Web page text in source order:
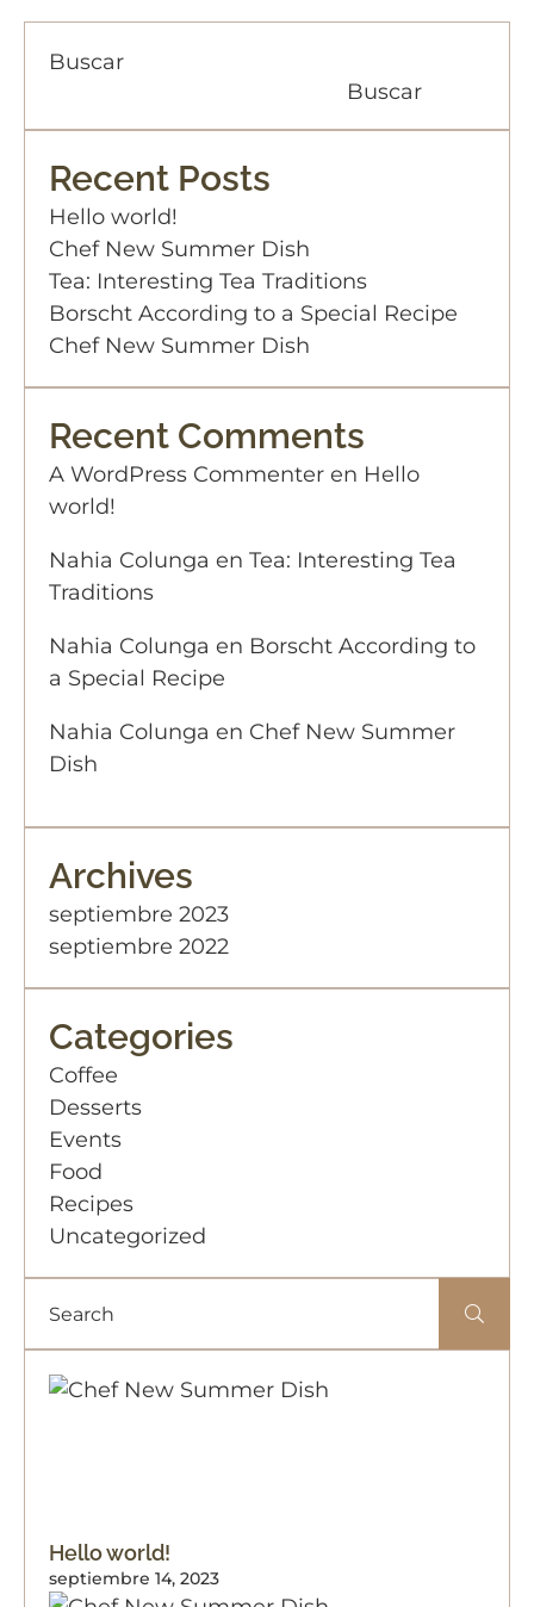
Buscar
Buscar
Recent Posts
Hello world!
Chef New Summer Dish
Tea: Interesting Tea Traditions
Borscht According to a Special Recipe
Chef New Summer Dish
Recent Comments
A WordPress Commenter en Hello
world!
Nahia Colunga en Tea: Interesting Tea
Traditions
Nahia Colunga en Borscht According to
a Special Recipe
Nahia Colunga en Chef New Summer
Dish
Archives
septiembre 2023
septiembre 2022
Categories
Coffee
Desserts
Events
Food
Recipes
Uncategorized
Hello world!
septiembre 14, 2023